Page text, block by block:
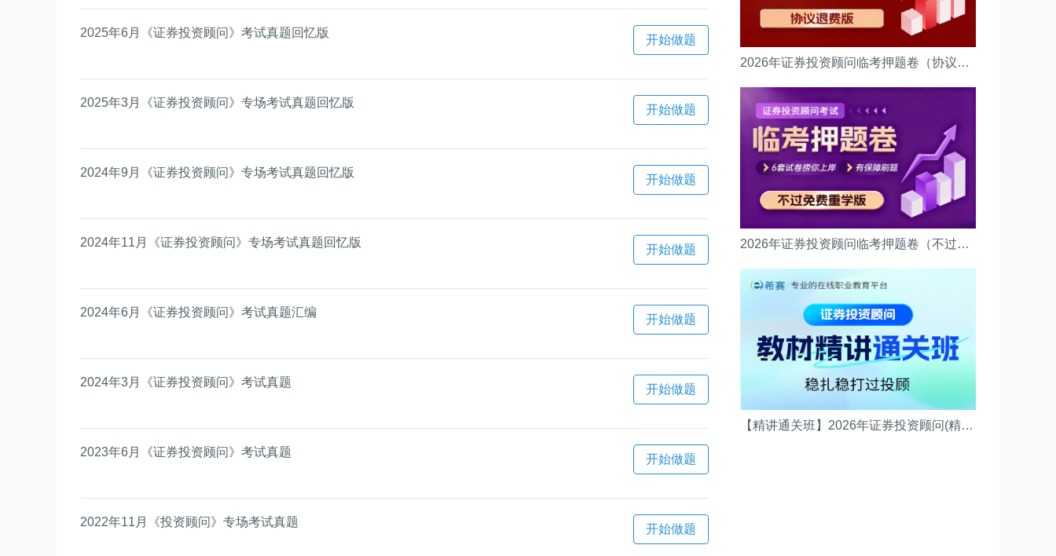
2025年6月《证券投资顾问》考试真题回忆版
开始做题
2025年3月《证券投资顾问》专场考试真题回忆版
开始做题
2024年9月《证券投资顾问》专场考试真题回忆版
开始做题
2024年11月《证券投资顾问》专场考试真题回忆版
开始做题
2024年6月《证券投资顾问》考试真题汇编
开始做题
2024年3月《证券投资顾问》考试真题
开始做题
2023年6月《证券投资顾问》考试真题
开始做题
2022年11月《投资顾问》专场考试真题
开始做题
2026年证券投资顾问临考押题卷（协议退费版）(押题卷（协议退费版）)
2026年证券投资顾问临考押题卷（不过重学版）(押题卷（不过重学版）)
【精讲通关班】2026年证券投资顾问(精讲通关班)